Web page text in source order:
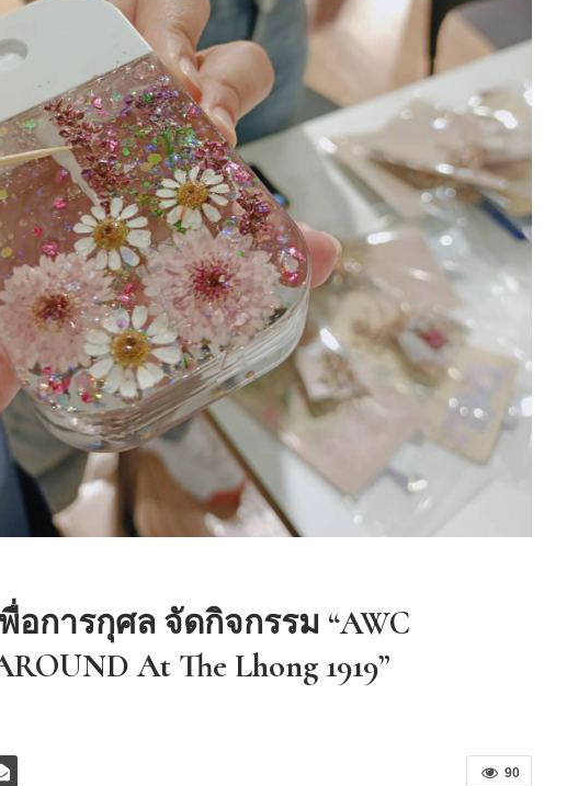
อการกุศล จัดกิจกรรม “AWC
At The Lhong 1919”
90
ม.รังสิตร่วมมือกับสมาคมกีฬาขี่
ม้าแห่งประเทศไทย …
R2M Power Girls ส่งสองนักแข่ง
สาว ตะลุย FIM ASIA CUP OF
ROAD RACING…
“เคี่ยนหงวน” แต่งตั้ง ซีบีอาร์อี
ประเทศไทย…